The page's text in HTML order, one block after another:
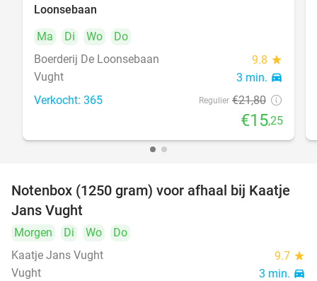
Loonsebaan
Ma
Di Wo
Do
Boerderij De Loonsebaan
9.8 star
Vught 3 min. directions_car
Verkocht: 365 Regulier €21,80
€15,25
42%
Notenbox (1250 gram) voor afhaal bij Kaatje
Jans Vught
Morgen Di Wo
Do
Kaatje Jans Vught
9.7 star
Vught 3 min. directions_car